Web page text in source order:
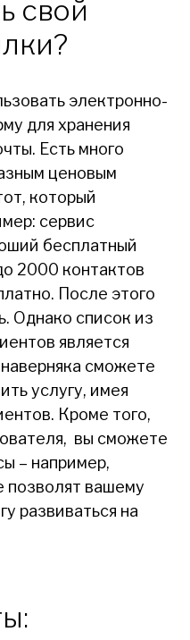
свой
электронно-
для хранения
Есть много
ценовым
который
сервис
бесплатный
2000 контактов
После этого
Однако список из
является
сможете
услугу, имея
Кроме того,
вы сможете
– например,
позволят вашему
развиваться на